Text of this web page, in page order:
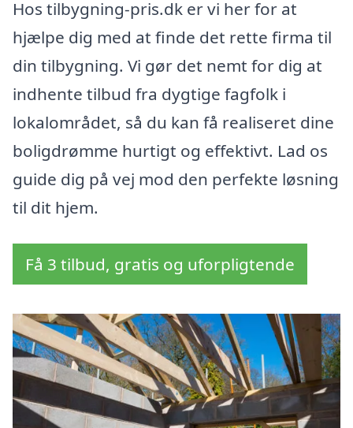
Hos tilbygning-pris.dk er vi her for at
hjælpe dig med at finde det rette firma til
din tilbygning. Vi gør det nemt for dig at
indhente tilbud fra dygtige fagfolk i
lokalområdet, så du kan få realiseret dine
boligdrømme hurtigt og effektivt. Lad os
guide dig på vej mod den perfekte løsning
til dit hjem.
Få 3 tilbud, gratis og uforpligtende